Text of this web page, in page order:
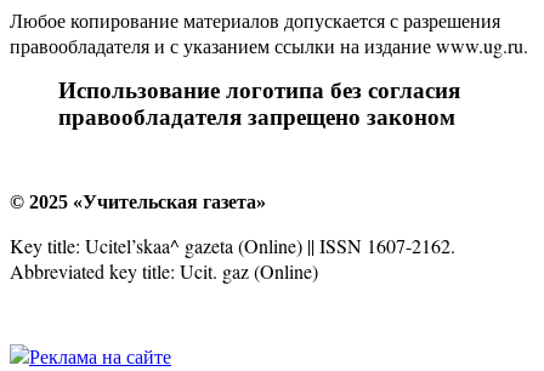
Любое копирование материалов допускается с разрешения
правообладателя и с указанием ссылки на издание www.ug.ru.
Использование логотипа без согласия
правообладателя запрещено законом
© 2025 «Учительская газета»
Key title: Ucitel’skaa^ gazeta (Online) || ISSN 1607-2162.
Abbreviated key title: Ucit. gaz (Online)
Реклама на сайте